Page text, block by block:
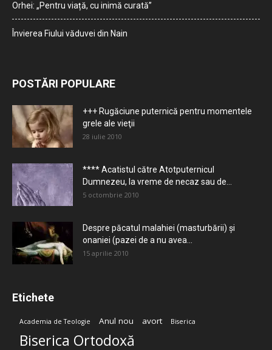
Orhei: „Pentru viață, cu inimă curată”
Învierea Fiului văduvei din Nain
POSTĂRI POPULARE
+++ Rugăciune puternică pentru momentele
grele ale vieţii
28 iulie 2010
**** Acatistul către Atotputernicul
Dumnezeu, la vreme de necaz sau de...
5 octombrie 2010
Despre păcatul malahiei (masturbării) şi
onaniei (pazei de a nu avea...
15 aprilie 2010
Etichete
Academia de Teologie Anul nou avort Biserica
Biserica Ortodoxă